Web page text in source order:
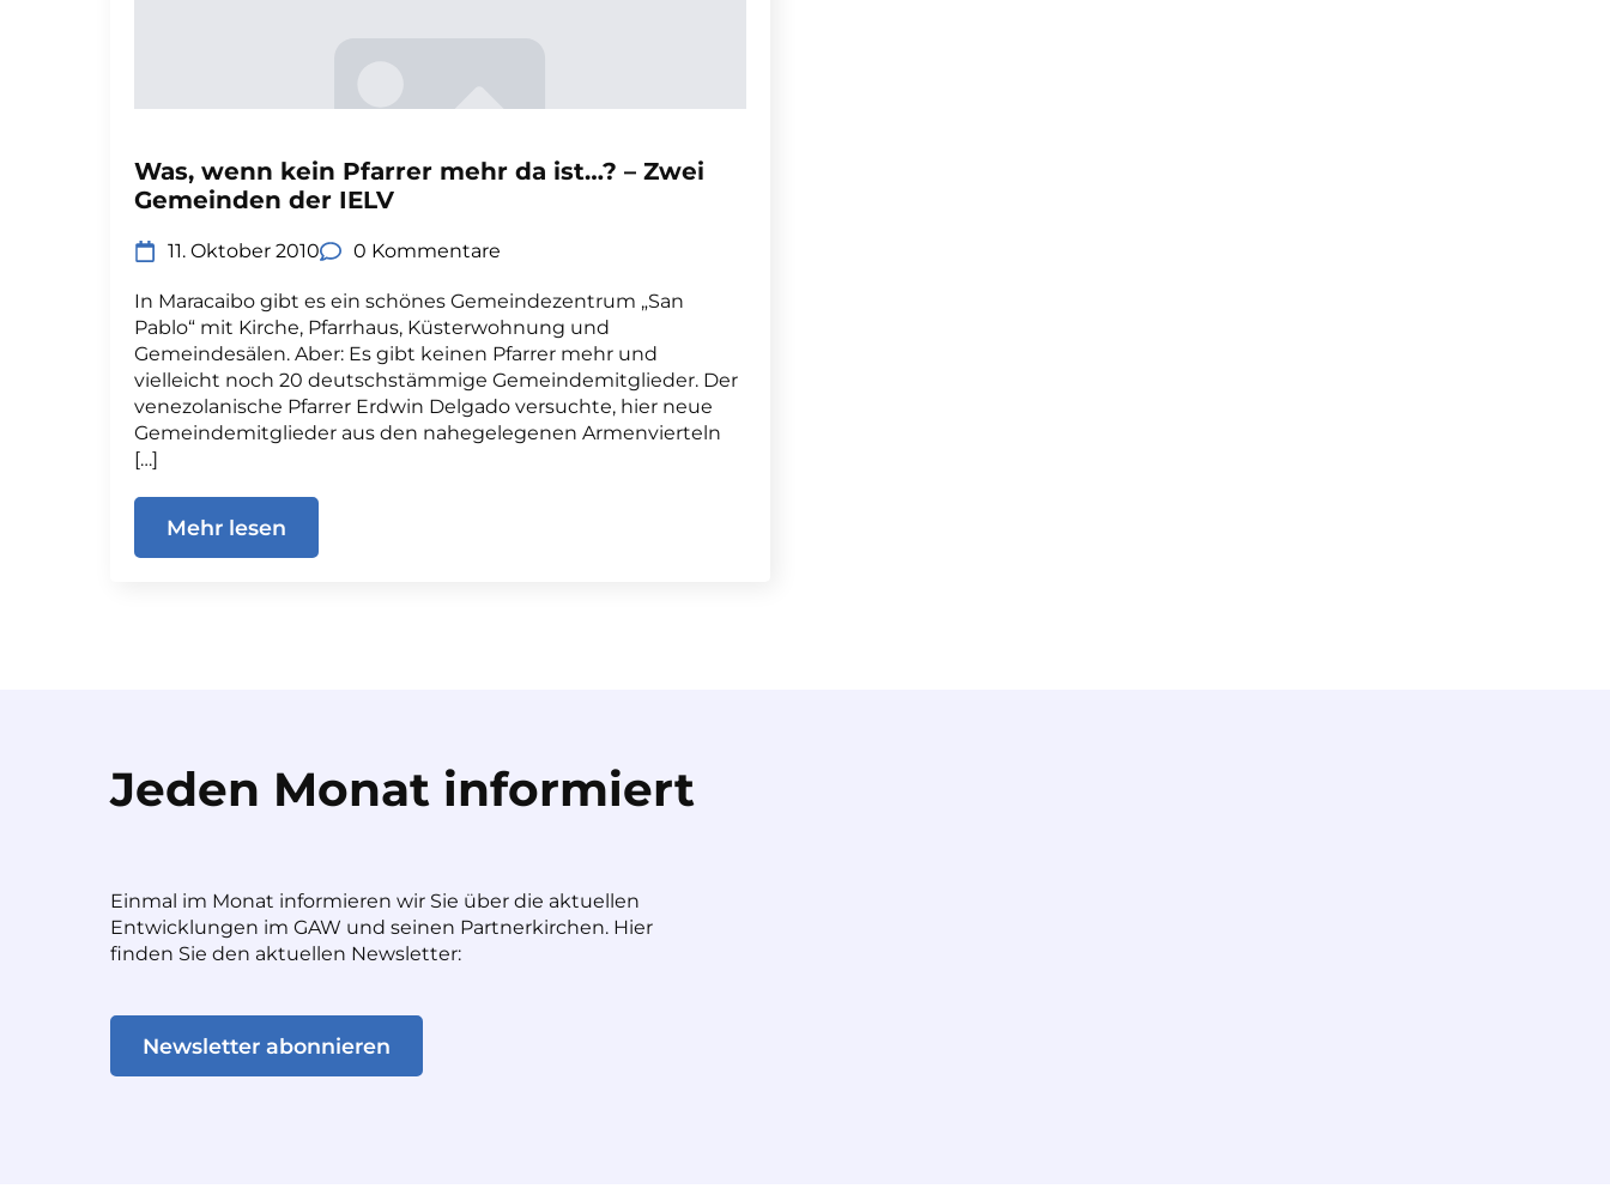
Was, wenn kein Pfarrer mehr da ist…? – Zwei
Gemeinden der IELV
11. Oktober 2010 0 Kommentare
In Maracaibo gibt es ein schönes Gemeindezentrum „San
Pablo“ mit Kirche, Pfarrhaus, Küsterwohnung und
Gemeindesälen. Aber: Es gibt keinen Pfarrer mehr und
vielleicht noch 20 deutschstämmige Gemeindemitglieder. Der
venezolanische Pfarrer Erdwin Delgado versuchte, hier neue
Gemeindemitglieder aus den nahegelegenen Armenvierteln
[…]
Mehr lesen
Jeden Monat informiert
Einmal im Monat informieren wir Sie über die aktuellen
Entwicklungen im GAW und seinen Partnerkirchen. Hier
finden Sie den aktuellen Newsletter:
Newsletter abonnieren